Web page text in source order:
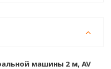
машины 2 м, AV